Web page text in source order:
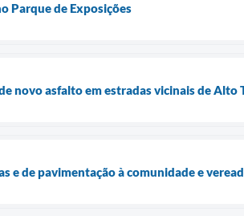
Parque de Exposições
novo asfalto em estradas vicinais de Alto
de pavimentação à comunidade e